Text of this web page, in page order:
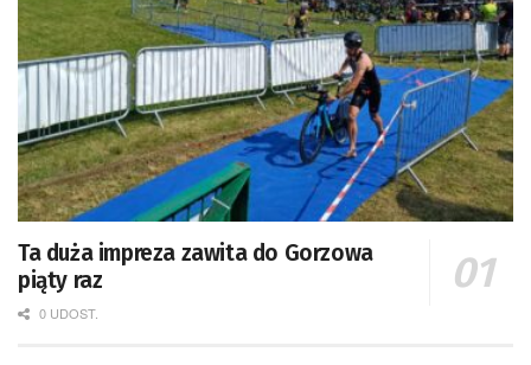
Ta duża impreza zawita do Gorzowa
piąty raz
0 UDOST.